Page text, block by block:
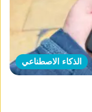
الذكاء الاصطناعي